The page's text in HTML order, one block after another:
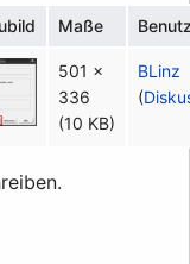
Maße
501 ×
336
(10 KB)
BLinz
(